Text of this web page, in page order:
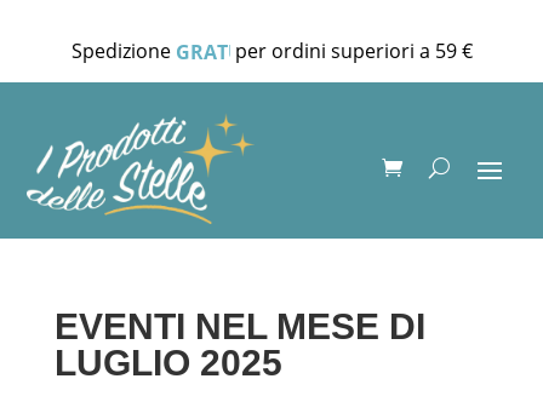
SpedizioneGRATUITAper ordini superiori a 59 €
EVENTI NEL MESE DI
LUGLIO 2025